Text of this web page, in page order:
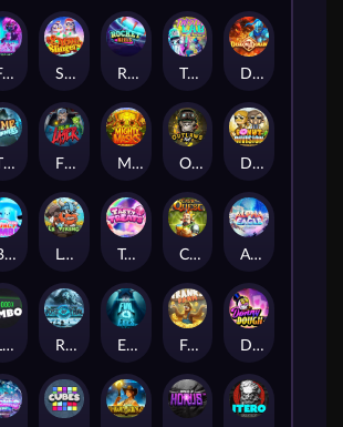
Feel The Beat Snow Slingers Rocket Reels Twisted Lab Dragon’s Domain
Time Spinners Fire My Laser Mighty Masks Outlasw Inc Donut Division
BOUNCY BOMBS Le Viking Tasty Treats Cash Quest Alpha Eagle
Limbo Rise of Ymir Evil Eyes Frank's Farm DONNY DOUGH